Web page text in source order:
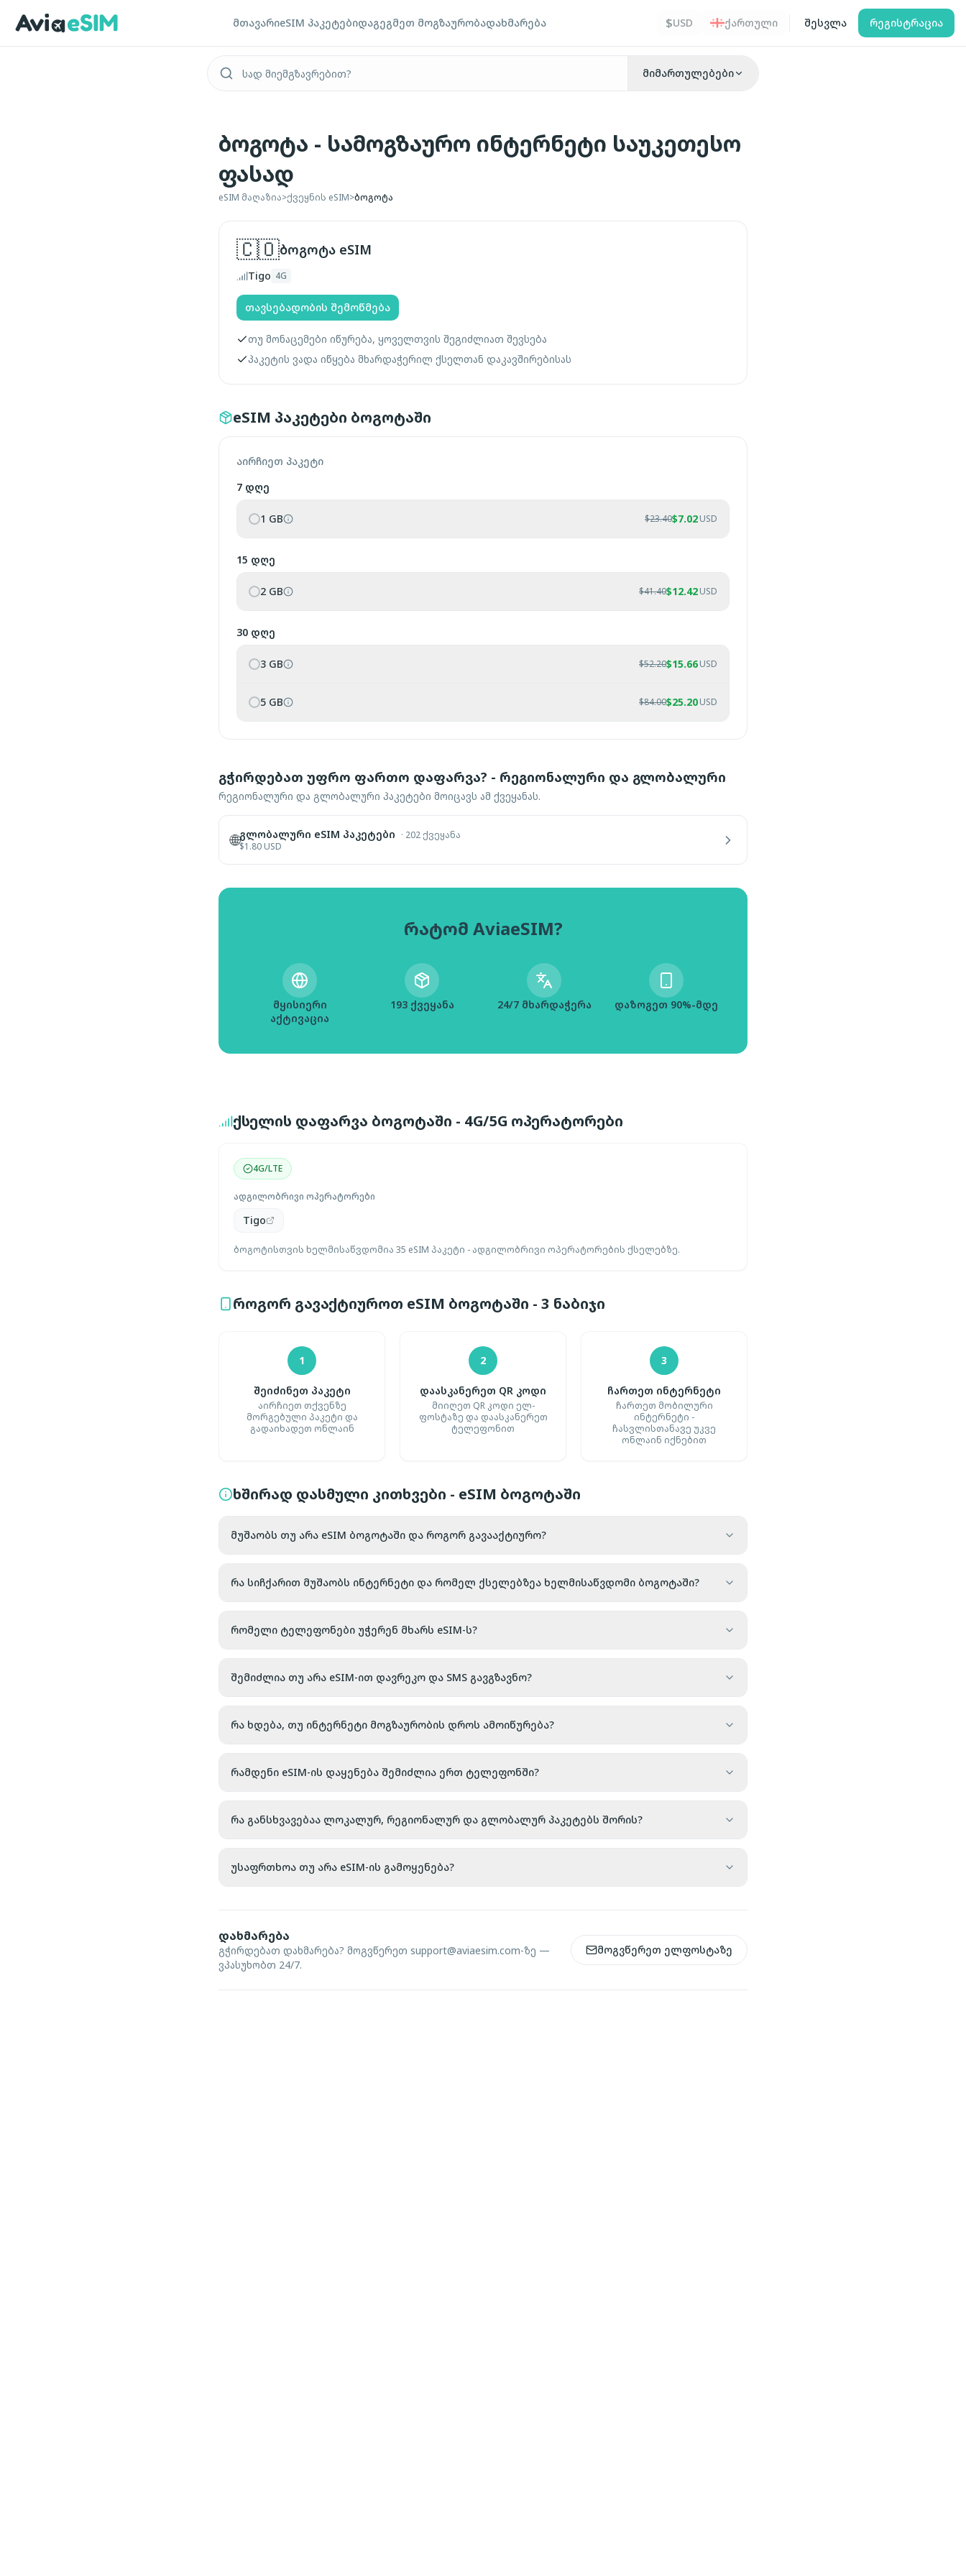
მთავარიeSIM პაკეტებიდაგეგმეთ მოგზაურობადახმარება $USD ქართული შესვლა რეგისტრაცია
მიმართულებები
ბოგოტა - სამოგზაურო ინტერნეტი საუკეთესო
ფასად
eSIM მაღაზია>ქვეყნის eSIM>ბოგოტა
🇨🇴ბოგოტა eSIM
Tigo 4G
თავსებადობის შემოწმება
თუ მონაცემები იწურება, ყოველთვის შეგიძლიათ შევსება
პაკეტის ვადა იწყება მხარდაჭერილ ქსელთან დაკავშირებისას
eSIM პაკეტები ბოგოტაში
აირჩიეთ პაკეტი
7 დღე
1 GB $23.40$7.02USD
15 დღე
2 GB $41.40$12.42USD
30 დღე
3 GB $52.20$15.66USD
5 GB $84.00$25.20USD
გჭირდებათ უფრო ფართო დაფარვა? - რეგიონალური და გლობალური
რეგიონალური და გლობალური პაკეტები მოიცავს ამ ქვეყანას.
🌐გლობალური eSIM პაკეტები · 202 ქვეყანა
$1.80 USD
რატომ AviaeSIM?
მყისიერი
აქტივაცია
193 ქვეყანა 24/7 მხარდაჭერა დაზოგეთ 90%-მდე
ქსელის დაფარვა ბოგოტაში - 4G/5G ოპერატორები
4G/LTE
ადგილობრივი ოპერატორები
Tigo
ბოგოტისთვის ხელმისაწვდომია 35 eSIM პაკეტი - ადგილობრივი ოპერატორების ქსელებზე.
როგორ გავაქტიუროთ eSIM ბოგოტაში - 3 ნაბიჯი
1
შეიძინეთ პაკეტი
აირჩიეთ თქვენზე
მორგებული პაკეტი და
გადაიხადეთ ონლაინ
2
დაასკანერეთ QR კოდი
მიიღეთ QR კოდი ელ-
ფოსტაზე და დაასკანერეთ
ტელეფონით
3
ჩართეთ ინტერნეტი
ჩართეთ მობილური
ინტერნეტი -
ჩასვლისთანავე უკვე
ონლაინ იქნებით
ხშირად დასმული კითხვები - eSIM ბოგოტაში
მუშაობს თუ არა eSIM ბოგოტაში და როგორ გავააქტიურო?
რა სიჩქარით მუშაობს ინტერნეტი და რომელ ქსელებზეა ხელმისაწვდომი ბოგოტაში?
რომელი ტელეფონები უჭერენ მხარს eSIM-ს?
შემიძლია თუ არა eSIM-ით დავრეკო და SMS გავგზავნო?
რა ხდება, თუ ინტერნეტი მოგზაურობის დროს ამოიწურება?
რამდენი eSIM-ის დაყენება შემიძლია ერთ ტელეფონში?
რა განსხვავებაა ლოკალურ, რეგიონალურ და გლობალურ პაკეტებს შორის?
უსაფრთხოა თუ არა eSIM-ის გამოყენება?
დახმარება
გჭირდებათ დახმარება? მოგვწერეთ support@aviaesim.com-ზე —
ვპასუხობთ 24/7.
მოგვწერეთ ელფოსტაზე